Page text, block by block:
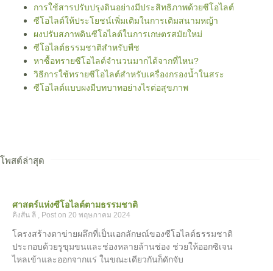
การใช้สารปรับปรุงดินอย่างมีประสิทธิภาพด้วยซีโอไลต์
ซีโอไลต์ให้ประโยชน์เพิ่มเติมในการเติมสนามหญ้า
ผงปรับสภาพดินซีโอไลต์ในการเกษตรสมัยใหม่
ซีโอไลต์ธรรมชาติสำหรับพืช
หาซื้อทรายซีโอไลต์จำนวนมากได้จากที่ไหน?
วิธีการใช้ทรายซีโอไลต์สำหรับเครื่องกรองน้ำในสระ
ซีโอไลต์แบบผงมีบทบาทอย่างไรต่อสุขภาพ
โพสต์ล่าสุด
ศาสตร์แห่งซีโอไลต์ตามธรรมชาติ
คิงสัน ลี 20 พฤษภาคม 2024
โครงสร้างตาข่ายผลึกที่เป็นเอกลักษณ์ของซีโอไลต์ธรรมชาติ
ประกอบด้วยรูขุมขนและช่องหลายล้านช่อง ช่วยให้ออกซิเจน
ไหลเข้าและออกจากแร่ ในขณะเดียวกันก็ดักจับ